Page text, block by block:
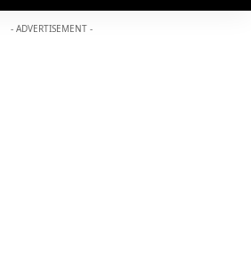
- ADVERTISEMENT -